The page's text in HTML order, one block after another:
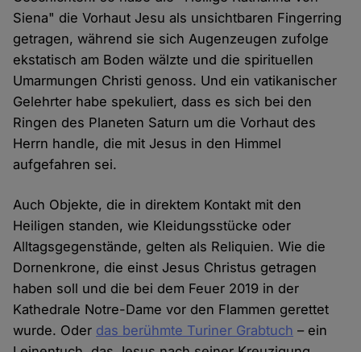
Siena" die Vorhaut Jesu als unsichtbaren Fingerring
getragen, während sie sich Augenzeugen zufolge
ekstatisch am Boden wälzte und die spirituellen
Umarmungen Christi genoss. Und ein vatikanischer
Gelehrter habe spekuliert, dass es sich bei den
Ringen des Planeten Saturn um die Vorhaut des
Herrn handle, die mit Jesus in den Himmel
aufgefahren sei.
Auch Objekte, die in direktem Kontakt mit den
Heiligen standen, wie Kleidungsstücke oder
Alltagsgegenstände, gelten als Reliquien. Wie die
Dornenkrone, die einst Jesus Christus getragen
haben soll und die bei dem Feuer 2019 in der
Kathedrale Notre-Dame vor den Flammen gerettet
wurde. Oder das berühmte Turiner Grabtuch – ein